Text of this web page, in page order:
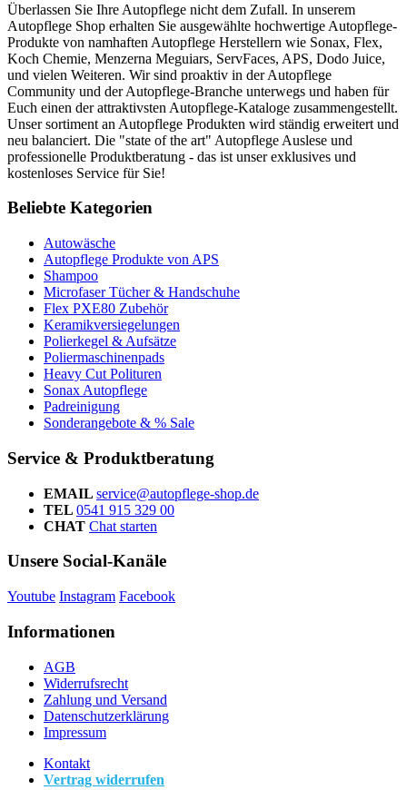
Überlassen Sie Ihre Autopflege nicht dem Zufall. In unserem
Autopflege Shop erhalten Sie ausgewählte hochwertige Autopflege-
Produkte von namhaften Autopflege Herstellern wie Sonax, Flex,
Koch Chemie, Menzerna Meguiars, ServFaces, APS, Dodo Juice,
und vielen Weiteren. Wir sind proaktiv in der Autopflege
Community und der Autopflege-Branche unterwegs und haben für
Euch einen der attraktivsten Autopflege-Kataloge zusammengestellt.
Unser sortiment an Autopflege Produkten wird ständig erweitert und
neu balanciert. Die "state of the art" Autopflege Auslese und
professionelle Produktberatung - das ist unser exklusives und
kostenloses Service für Sie!
Beliebte Kategorien
Autowäsche
Autopflege Produkte von APS
Shampoo
Microfaser Tücher & Handschuhe
Flex PXE80 Zubehör
Keramikversiegelungen
Polierkegel & Aufsätze
Poliermaschinenpads
Heavy Cut Polituren
Sonax Autopflege
Padreinigung
Sonderangebote & % Sale
Service & Produktberatung
EMAIL service@autopflege-shop.de
TEL 0541 915 329 00
CHAT Chat starten
Unsere Social-Kanäle
Youtube Instagram Facebook
Informationen
AGB
Widerrufsrecht
Zahlung und Versand
Datenschutzerklärung
Impressum
Kontakt
Vertrag widerrufen